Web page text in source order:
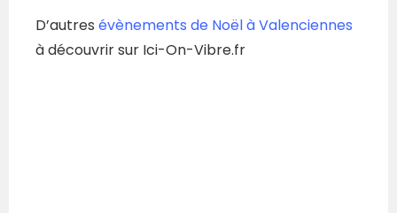
D’autres évènements de Noël à Valenciennes
à découvrir sur Ici-On-Vibre.fr